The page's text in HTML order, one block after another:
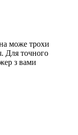
може трохи
Для точного
з вами